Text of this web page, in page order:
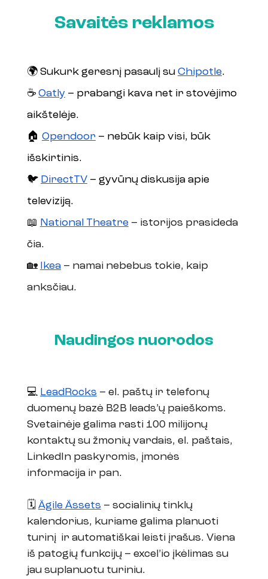
Savaitės reklamos
🌍 Sukurk geresnį pasaulį su Chipotle.
☕️ Oatly – prabangi kava net ir stovėjimo
aikštelėje.
🏠 Opendoor – nebūk kaip visi, būk
išskirtinis.
🐦 DirectTV – gyvūnų diskusija apie
televiziją.
📖 National Theatre – istorijos prasideda
čia.
🏡
Ikea – namai nebebus tokie, kaip
anksčiau.
Naudingos nuorodos
💻 LeadRocks – el. paštų ir telefonų
duomenų bazė B2B leads’ų paieškoms.
Svetainėje galima rasti 100 milijonų
kontaktų su žmonių vardais, el. paštais,
LinkedIn paskyromis, įmonės
informacija ir pan.
🗓️ Ägile Ässets – socialinių tinklų
kalendorius, kuriame galima planuoti
turinį  ir automatiškai leisti įrašus. Viena
iš patogių funkcijų – excel’io įkėlimas su
jau suplanuotu turiniu.